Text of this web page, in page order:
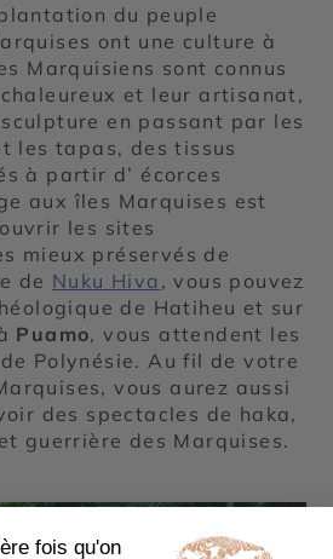
du peuple
ont une culture à
Marquisiens sont connus
et leur artisanat,
en passant par les
les tapas, des tissus
à partir d’ écorces
aux îles Marquises est
les sites
mieux préservés de
de Nuku Hiva , vous pouvez
de Hatiheu et sur
Puamo, vous attendent les
Polynésie. Au fil de votre
vous aurez aussi
des spectacles de haka,
guerrière des Marquises.